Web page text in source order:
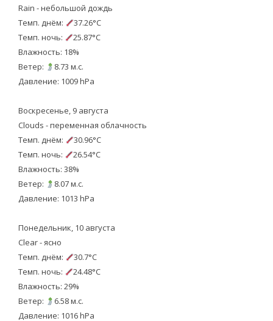
Rain - небольшой дождь
Темп. днём:
37.26°C
Темп. ночь:
25.87°C
Влажность: 18%
Ветер:
8.73 м.с.
Давление: 1009 hPa
Воскресенье, 9 августа
Clouds - переменная облачность
Темп. днём:
30.96°C
Темп. ночь:
26.54°C
Влажность: 38%
Ветер:
8.07 м.с.
Давление: 1013 hPa
Понедельник, 10 августа
Clear - ясно
Темп. днём:
30.7°C
Темп. ночь:
24.48°C
Влажность: 29%
Ветер:
6.58 м.с.
Давление: 1016 hPa